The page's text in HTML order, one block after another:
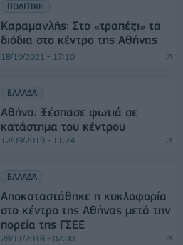
ΠΟΛΙΤΙΚΗ
Καραμανλής: Στο «τραπέζι» τα
διόδια στο κέντρο της Αθήνας
18/10/2021 - 17:10
ΕΛΛΑΔΑ
Αθήνα: Ξέσπασε φωτιά σε
κατάστημα του κέντρου
12/09/2019 - 11:24
ΕΛΛΑΔΑ
Αποκαταστάθηκε η κυκλοφορία
στο κέντρο της Αθήνας μετά την
πορεία της ΓΣΕΕ
28/11/2018 - 02:00